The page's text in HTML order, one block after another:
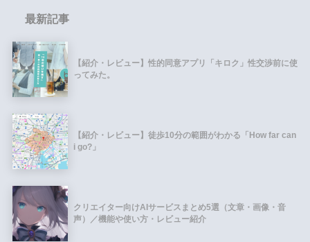
最新記事
【紹介・レビュー】性的同意アプリ「キロク」性交渉前に使
ってみた。
【紹介・レビュー】徒歩10分の範囲がわかる「How far can
i go?」
クリエイター向けAIサービスまとめ5選（文章・画像・音
声）／機能や使い方・レビュー紹介